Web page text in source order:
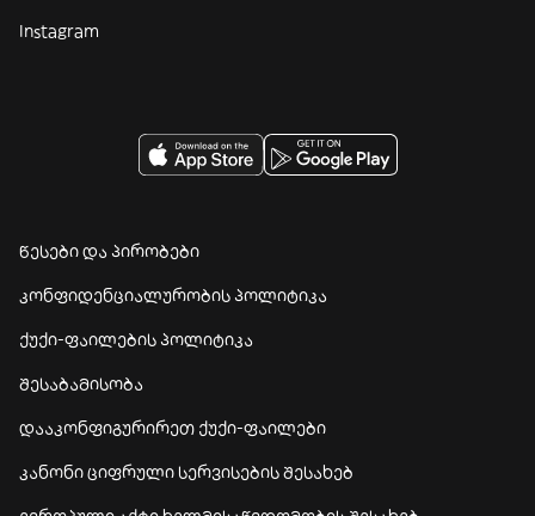
Instagram
წესები და პირობები
კონფიდენციალურობის პოლიტიკა
ქუქი-ფაილების პოლიტიკა
შესაბამისობა
დააკონფიგურირეთ ქუქი-ფაილები
კანონი ციფრული სერვისების შესახებ